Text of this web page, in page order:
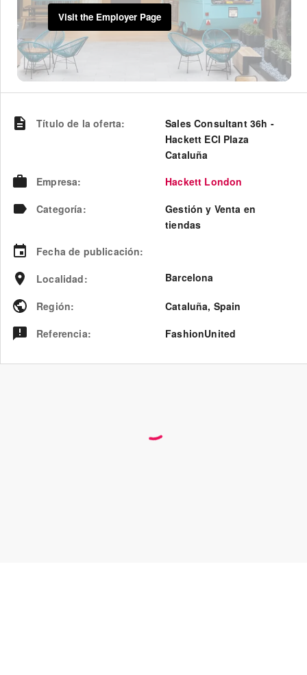
Visit the Employer Page
Título de la oferta:
Sales Consultant 36h -
Hackett ECI Plaza
Cataluña
Empresa:
Hackett London
Categoría:
Gestión y Venta en
tiendas
Fecha de publicación:
Localidad: Barcelona
Región: Cataluña, Spain
Referencia: FashionUnited